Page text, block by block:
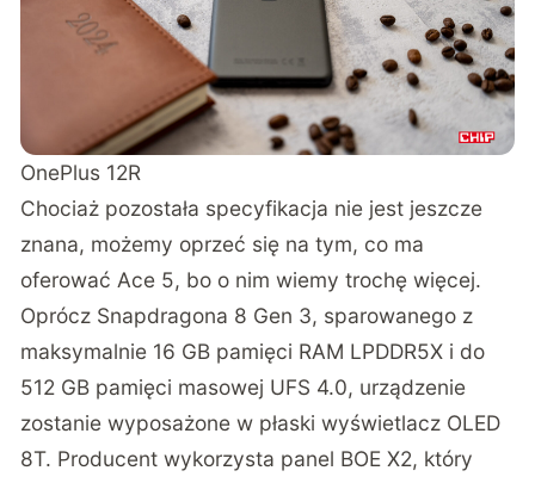
OnePlus 12R
Chociaż pozostała specyfikacja nie jest jeszcze
znana, możemy oprzeć się na tym, co ma
oferować Ace 5, bo o nim wiemy trochę więcej.
Oprócz Snapdragona 8 Gen 3, sparowanego z
maksymalnie 16 GB pamięci RAM LPDDR5X i do
512 GB pamięci masowej UFS 4.0, urządzenie
zostanie wyposażone w płaski wyświetlacz OLED
8T. Producent wykorzysta panel BOE X2, który